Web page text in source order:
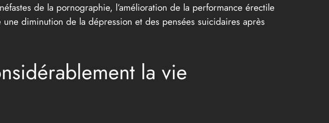
de la pornographie, l’amélioration de la performance érectile
diminution de la dépression et des pensées suicidaires après
la vie